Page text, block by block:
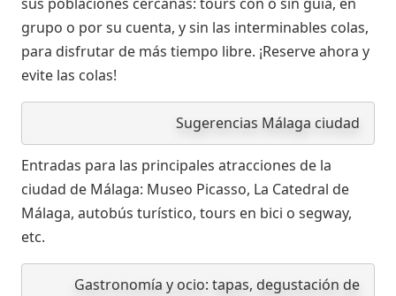
grupo o por su cuenta, y sin las interminables colas,
para disfrutar de más tiempo libre. ¡Reserve ahora y
evite las colas!
Sugerencias Málaga ciudad
Entradas para las principales atracciones de la
ciudad de Málaga: Museo Picasso, La Catedral de
Málaga, autobús turístico, tours en bici o segway,
etc.
Gastronomía y ocio: tapas, degustación de